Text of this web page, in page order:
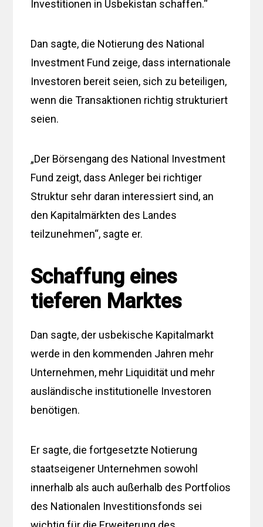
Investitionen in Usbekistan schaffen.“
Dan sagte, die Notierung des National
Investment Fund zeige, dass internationale
Investoren bereit seien, sich zu beteiligen,
wenn die Transaktionen richtig strukturiert
seien.
„Der Börsengang des National Investment
Fund zeigt, dass Anleger bei richtiger
Struktur sehr daran interessiert sind, an
den Kapitalmärkten des Landes
teilzunehmen“, sagte er.
Schaffung eines
tieferen Marktes
Dan sagte, der usbekische Kapitalmarkt
werde in den kommenden Jahren mehr
Unternehmen, mehr Liquidität und mehr
ausländische institutionelle Investoren
benötigen.
Er sagte, die fortgesetzte Notierung
staatseigener Unternehmen sowohl
innerhalb als auch außerhalb des Portfolios
des Nationalen Investitionsfonds sei